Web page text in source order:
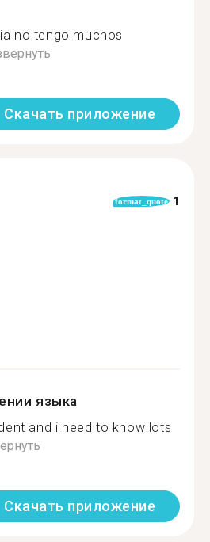
no tengo muchos
Скачать приложение
format_quote 1
языка
and i need to know lots
Скачать приложение